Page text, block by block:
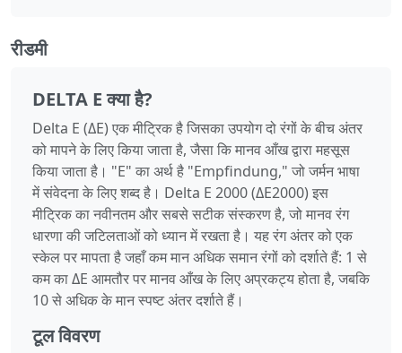
रीडमी
DELTA E क्या है?
Delta E (ΔE) एक मीट्रिक है जिसका उपयोग दो रंगों के बीच अंतर
को मापने के लिए किया जाता है, जैसा कि मानव आँख द्वारा महसूस
किया जाता है। "E" का अर्थ है "Empfindung," जो जर्मन भाषा
में संवेदना के लिए शब्द है। Delta E 2000 (ΔE2000) इस
मीट्रिक का नवीनतम और सबसे सटीक संस्करण है, जो मानव रंग
धारणा की जटिलताओं को ध्यान में रखता है। यह रंग अंतर को एक
स्केल पर मापता है जहाँ कम मान अधिक समान रंगों को दर्शाते हैं: 1 से
कम का ΔE आमतौर पर मानव आँख के लिए अप्रकट्य होता है, जबकि
10 से अधिक के मान स्पष्ट अंतर दर्शाते हैं।
टूल विवरण